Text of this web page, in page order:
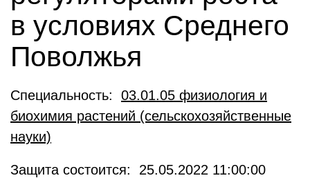
в условиях Среднего
Поволжья
Специальность: 03.01.05 физиология и
биохимия растений (сельскохозяйственные
науки)
Защита состоится: 25.05.2022 11:00:00